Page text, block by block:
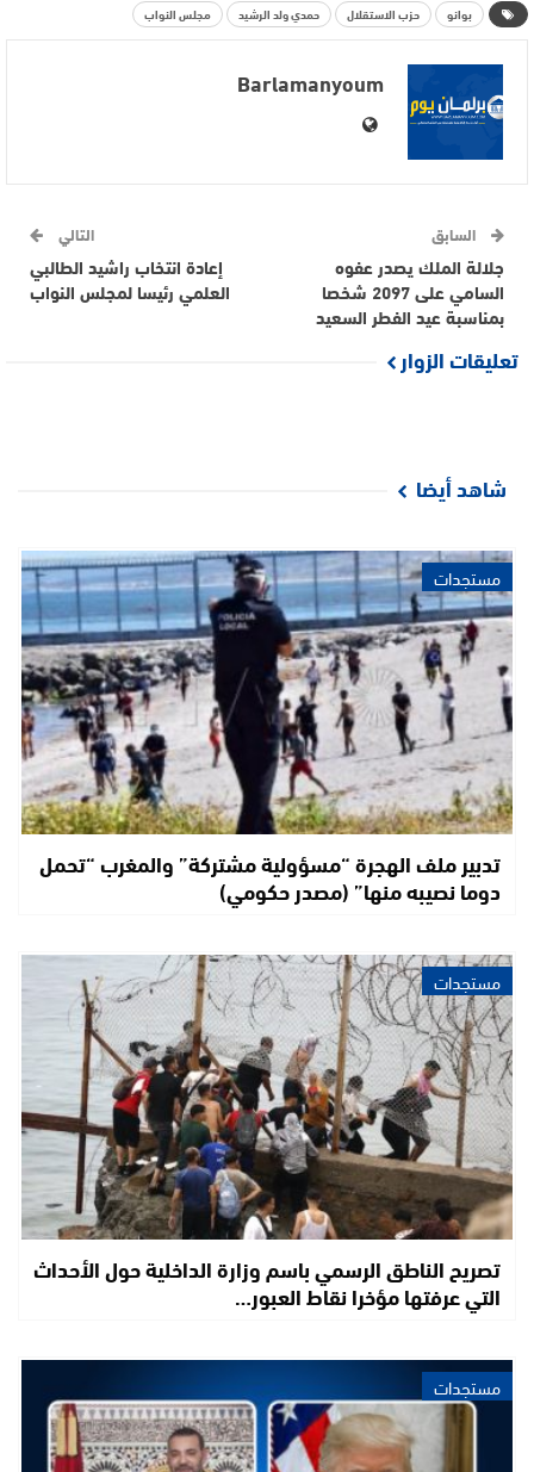
بوانو حزب الاستقلال حمدي ولد الرشيد مجلس النواب
Barlamanyoum
السابق
جلالة الملك يصدر عفوه
السامي على 2097 شخصا
بمناسبة عيد الفطر السعيد
التالي
إعادة انتخاب راشيد الطالبي
العلمي رئيسا لمجلس النواب
تعليقات الزوار
شاهد أيضا
مستجدات
تدبير ملف الهجرة “مسؤولية مشتركة” والمغرب “تحمل
دوما نصيبه منها” (مصدر حكومي)
مستجدات
تصريح الناطق الرسمي باسم وزارة الداخلية حول الأحداث
التي عرفتها مؤخرا نقاط العبور…
مستجدات